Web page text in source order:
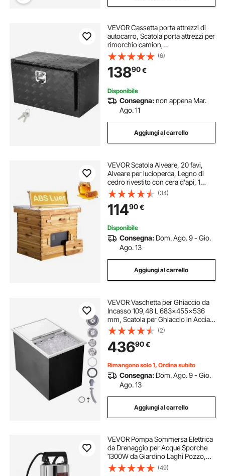
VEVOR Cassetta porta attrezzi di
autocarro, Scatola porta attrezzi per
rimorchio camion,
760x432x457mm Scatola
portaoggetti per pick-up, Lega
alluminio, Carico max. 30 kg,
Scatola portaoggetti camion
(6)
13890€
Disponibile
Consegna:non appena Mar.
Ago. 11
Aggiungi al carrello
VEVOR Scatola Alveare, 20 favi,
Alveare per lucioperca, Legno di
cedro rivestito con cera d'api, 1
Scatola per api profonda + 1 Media,
Set di alveari Langstroth, Finestre in
acrilico trasparente
(34)
11490€
Disponibile
Consegna: Dom. Ago. 9 - Gio.
Ago. 13
Aggiungi al carrello
VEVOR Vaschetta per Ghiaccio da
Incasso 109,48 L 683x455x536
mm, Scatola per Ghiaccio in Acciaio
Inox, Coperchio Scorrevole,
Conservazione dei Cubetti di
Ghiaccio, per Bevande Birre Fredde
(2)
43690€
Rimangono solo 1, Ordina subito
Consegna: Dom. Ago. 9 - Gio.
Ago. 13
Aggiungi al carrello
VEVOR Pompa Sommersa Elettrica
da Drenaggio per Acque Sporche
1300W da Giardino Laghi Pozzo,
Elettropompa a Immersione per
Drenaggio di Acque Sporche Nere
(49)